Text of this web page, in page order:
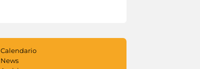
Calendario
News